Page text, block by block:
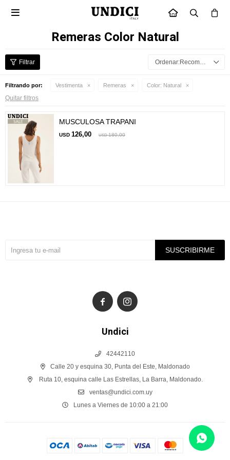
INICIO

Remeras Color Natural
Recomendados
Filtrando por: Vestimenta Remeras Color: Natural
Quitar filtros
MUSCULOSA TRAPANI
USD 126,00 USD 180,00
Undici
42442110
Calle 20 y esquina 30, Punta del Este, Maldonado
Ruta 10, esquina calle Las Estrellas, La Barra, Maldonado.
ventas@undici.com.uy
Lunes a Viernes de 10:00 a 21:00
SUSCRIBIRME
 